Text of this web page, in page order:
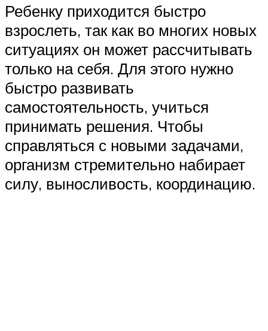
Ребенку приходится быстро
взрослеть, так как во многих новых
ситуациях он может рассчитывать
только на себя. Для этого нужно
быстро развивать
самостоятельность, учиться
принимать решения. Чтобы
справляться с новыми задачами,
организм стремительно набирает
силу, выносливость, координацию.